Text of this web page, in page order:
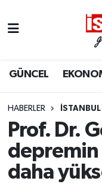
GÜNCEL
HABERLER İSTANBUL
Prof. Dr.
depremin
daha
EKONOMİ
İSTANBUL
DÜNYA
SPOR
Nöbetçi
Hava Durumu
Trafik Durumu
Süper Lig
Tüm